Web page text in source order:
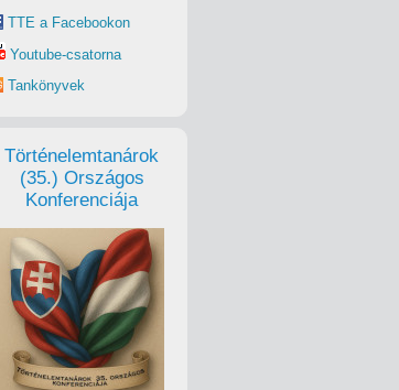
TTE a Facebookon
Youtube-csatorna
Tankönyvek
Történelemtanárok
(35.) Országos
Konferenciája